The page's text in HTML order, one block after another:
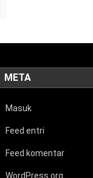
META
Masuk
Feed entri
Feed komentar
WordPress.org